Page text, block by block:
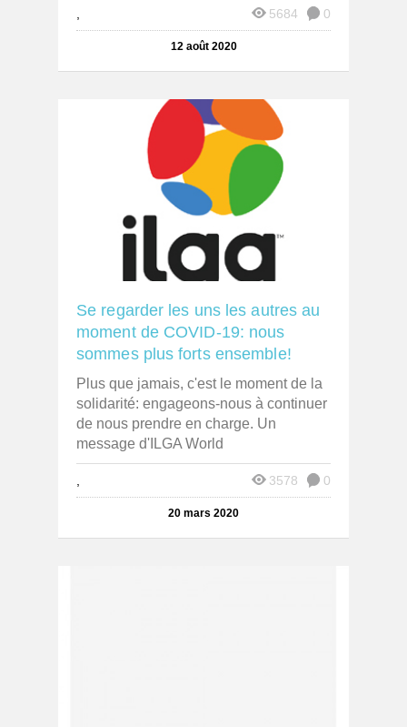
0
5684
12 août 2020
Se regarder les uns les autres au
moment de COVID-19: nous
sommes plus forts ensemble!
Plus que jamais, c'est le moment de la
solidarité: engageons-nous à continuer
de nous prendre en charge. Un
message d'ILGA World
0
3578
20 mars 2020